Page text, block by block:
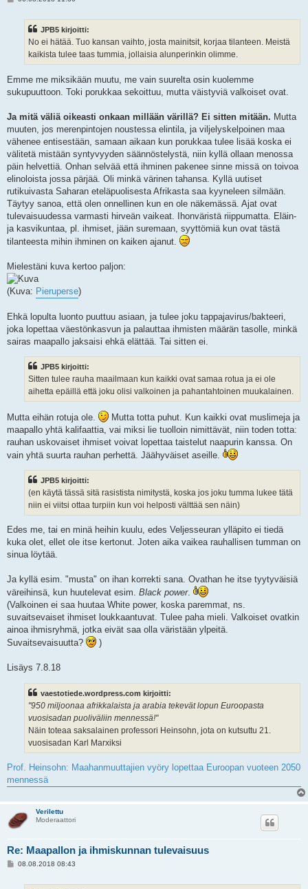
JPB5 kirjoitti:
No ei hätää. Tuo kansan vaihto, josta mainitsit, korjaa tilanteen. Meistä
kaikista tulee taas tummia, jollaisia alunperinkin olimme.
Emme me miksikään muutu, me vain suurelta osin kuolemme
sukupuuttoon. Toki porukkaa sekoittuu, mutta väistyviä valkoiset ovat.
Ja mitä väliä oikeasti onkaan millään värillä? Ei sitten mitään. Mutta
muuten, jos merenpintojen noustessa elintila, ja viljelyskelpoinen maa
vähenee entisestään, samaan aikaan kun porukkaa tulee lisää koska ei
välitetä mistään syntyvyyden säännöstelystä, niin kyllä ollaan menossa
päin helvettiä. Onhan selvää että ihminen pakenee sinne missä on toivoa
elinoloista jossa pärjää. Oli minkä värinen tahansa. Kyllä uutiset
rutikuivasta Saharan eteläpuolisesta Afrikasta saa kyyneleen silmään.
Täytyy sanoa, että olen onnellinen kun en ole näkemässä. Ajat ovat
tulevaisuudessa varmasti hirveän vaikeat. Ihonväristä riippumatta. Eläin-
ja kasvikuntaa, pl. ihmiset, jään suremaan, syyttömiä kun ovat tästä
tilanteesta mihin ihminen on kaiken ajanut.
Mielestäni kuva kertoo paljon:
(Kuva: Pieruperse)
Ehkä lopulta luonto puuttuu asiaan, ja tulee joku tappajavirus/bakteeri,
joka lopettaa väestönkasvun ja palauttaa ihmisten määrän tasolle, minkä
sairas maapallo jaksaisi ehkä elättää. Tai sitten ei.
JPB5 kirjoitti:
Sitten tulee rauha maailmaan kun kaikki ovat samaa rotua ja ei ole
aihetta epäillä että joku olisi valkoinen ja pahantahtoinen muukalainen.
Mutta eihän rotuja ole.
Mutta totta puhut. Kun kaikki ovat muslimeja ja
maapallo yhtä kalifaattia, vai miksi lie tuolloin nimittävät, niin toden totta:
rauhan uskovaiset ihmiset voivat lopettaa taistelut naapurin kanssa. On
vain yhtä suurta rauhan perhettä. Jäähyväiset aseille.
JPB5 kirjoitti:
(en käytä tässä sitä rasistista nimitystä, koska jos joku tumma lukee tätä
niin ei viitsi ottaa turpiin kun voi helposti välttää sen näin)
Edes me, tai en minä heihin kuulu, edes Veljesseuran ylläpito ei tiedä
kuka olet, ellet ole itse kertonut. Joten aika vaikea rauhallisen tumman on
sinua löytää.
Ja kyllä esim. "musta" on ihan korrekti sana. Ovathan he itse tyytyväisiä
väreihinsä, kun huutelevat esim. Black power.
(Valkoinen ei saa huutaa White power, koska paremmat, ns.
suvaitsevaiset ihmiset loukkaantuvat. Tulee paha mieli. Valkoiset ovatkin
ainoa ihmisryhmä, jotka eivät saa olla väristään ylpeitä.
Suvaitsevaisuutta?
)
Lisäys 7.8.18
vaestotiede.wordpress.com kirjoitti:
"950 miljoonaa afrikkalaista ja arabia tekevät lopun Euroopasta
vuosisadan puoliväliin mennessä!"
Näin toteaa saksalainen professori Heinsohn, jota on kutsuttu 21.
vuosisadan Karl Marxiksi
Prof. Heinsohn: Maahanmuuttajien vyöry lopettaa Euroopan vuoteen 2050
mennessä
Verilettu
Moderaattori
Re: Maapallon ja ihmiskunnan tulevaisuus
V08.08.2018 08:43